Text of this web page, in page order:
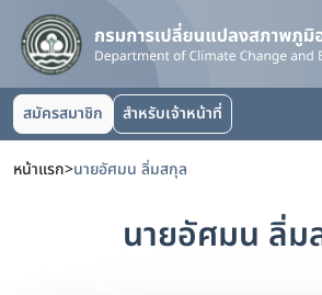
สมัครสมาชิก สำหรับเจ้าหน้าที่
หน้าแรก>นายอัศมน ลิ่มสกุล
นายอัศมน ลิ่ม